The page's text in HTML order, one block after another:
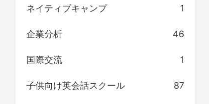
ネイティブキャンプ 1
企業分析 46
国際交流 1
子供向け英会話スクール 87